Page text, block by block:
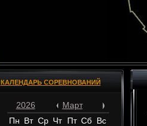
КАЛЕНДАРЬ СОРЕВНОВАНИЙ
2026
Март
Пн Вт Ср Чт Пт Сб Вс